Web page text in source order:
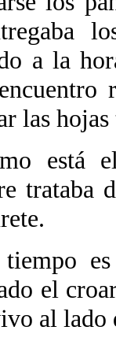
a la
las
está
trataba
el
al